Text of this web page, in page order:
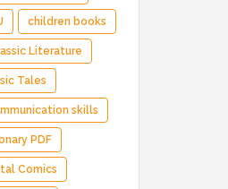
children books
Literature
Tales
skills
PDF
Comics